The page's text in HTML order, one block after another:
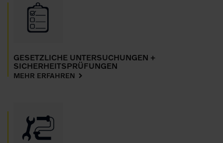
GESETZLICHE UNTERSUCHUNGEN +
SICHERHEITSPRÜFUNGEN
MEHR ERFAHREN